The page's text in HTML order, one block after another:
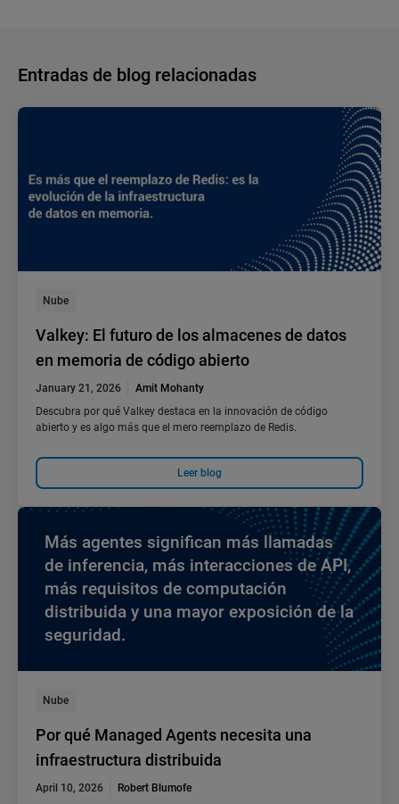
Entradas de blog relacionadas
Nube
Valkey: El futuro de los almacenes de datos
en memoria de código abierto
January 21, 2026
Amit Mohanty
Descubra por qué Valkey destaca en la innovación de código
abierto y es algo más que el mero reemplazo de Redis.
Leer blog
Más agentes significan más llamadas
de inferencia, más interacciones de API,
más requisitos de computación
distribuida y una mayor exposición de la
seguridad.
Nube
Por qué Managed Agents necesita una
infraestructura distribuida
April 10, 2026
Robert Blumofe